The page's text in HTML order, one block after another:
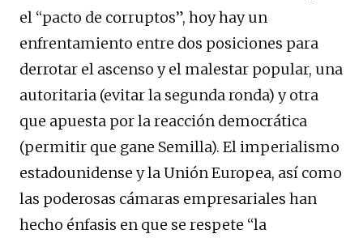
el “pacto de corruptos”, hoy hay un
enfrentamiento entre dos posiciones para
derrotar el ascenso y el malestar popular, una
autoritaria (evitar la segunda ronda) y otra
que apuesta por la reacción democrática
(permitir que gane Semilla). El imperialismo
estadounidense y la Unión Europea, así como
las poderosas cámaras empresariales han
hecho énfasis en que se respete “la